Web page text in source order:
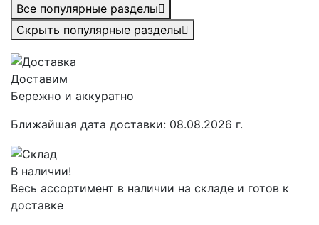
Все популярные разделы
Скрыть популярные разделы
Доставим
Бережно и аккуратно
Ближайшая дата доставки: 08.08.2026 г.
В наличии!
Весь ассортимент в наличии на складе и готов к
доставке